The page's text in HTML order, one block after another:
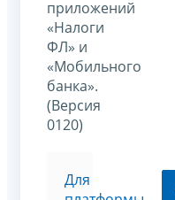
приложений
«Налоги
ФЛ» и
«Мобильного
банка».
(Версия
0120)
Для